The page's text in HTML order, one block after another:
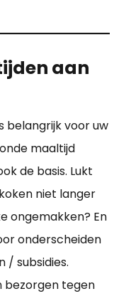
aan
belangrijk voor uw
maaltijd
de basis. Lukt
niet langer
ongemakken? En
onderscheiden
/ subsidies.
bezorgen tegen